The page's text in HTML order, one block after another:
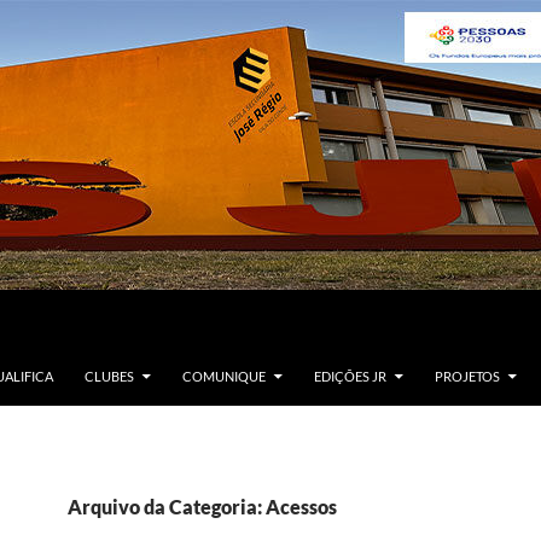
CLUBES COMUNIQUE EDIÇÕES JR PROJETOS
Arquivo da Categoria: Acessos